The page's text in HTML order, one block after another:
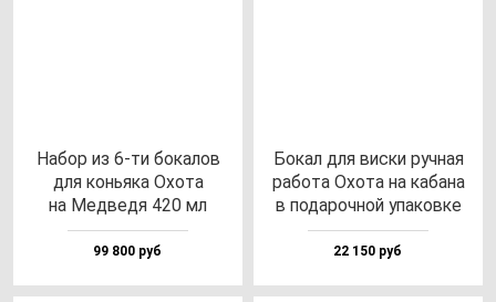
Набор из 6-ти бо­ка­лов
для конь­яка Охо­та
на Мед­ве­дя 420 мл
99 800 руб
Бокал для вис­ки руч­ная
ра­бо­та Охо­та на ка­ба­на
в по­да­роч­ной упа­ков­ке
22 150 руб